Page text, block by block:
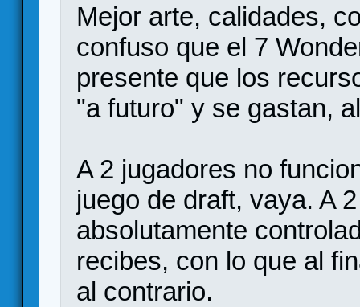
Mejor arte, calidades,
confuso que el 7
presente que los
"a futuro" y se gastan,
A 2 jugadores no
juego de draft, vaya. A
absolutamente
recibes, con lo que al
al contrario.